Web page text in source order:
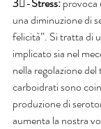
una diminuzione di
felicità”. Si tratta di
implicato sia nel
nella regolazione
carboidrati sono
produzione di
aumenta la nostra